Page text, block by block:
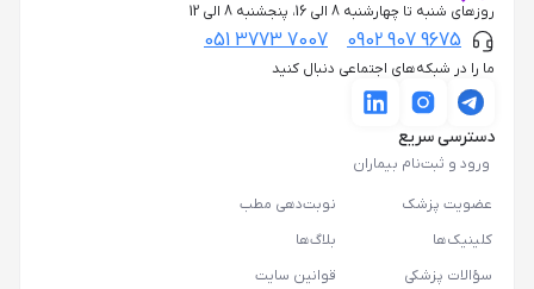
روزهای شنبه تا چهارشنبه 8 الی 16، پنجشنبه 8 الی 12
0902 907 9675
051 3773 7007
ما را در شبکه‌های اجتماعی دنبال کنید
دسترسی سریع
ورود و ثبت‌نام بیماران
عضویت پزشک
نوبت‌دهی مطب
کلینیک‌ها
بلاگ‌ها
سؤالات پزشکی
قوانین سایت